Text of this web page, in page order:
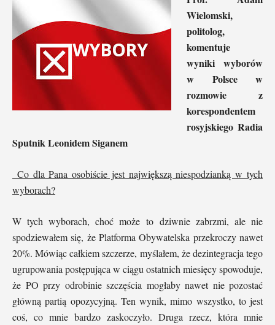
Wielomski,
politolog,
komentuje
wyniki wyborów
w Polsce w
rozmowie z
korespondentem
rosyjskiego Radia
Sputnik Leonidem Siganem
Co dla Pana osobiście jest największą niespodzianką w tych
wyborach?
W tych wyborach, choć może to dziwnie zabrzmi, ale nie
spodziewałem się, że Platforma Obywatelska przekroczy nawet
20%. Mówiąc całkiem szczerze, myślałem, że dezintegracja tego
ugrupowania postępująca w ciągu ostatnich miesięcy spowoduje,
że PO przy odrobinie szczęścia mogłaby nawet nie pozostać
główną partią opozycyjną. Ten wynik, mimo wszystko, to jest
coś, co mnie bardzo zaskoczyło. Druga rzecz, która mnie